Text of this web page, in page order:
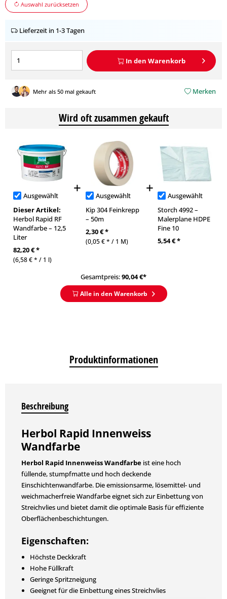
Auswahl zurücksetzen
Lieferzeit in 1-3 Tagen
In den Warenkorb
Mehr als 50 mal gekauft Merken
Wird oft zusammen gekauft
Ausgewählt
Dieser Artikel:
Herbol Rapid RF
Wandfarbe – 12,5
Liter
82,20 € *
(6,58 € * / 1 l)
Ausgewählt
Kip 304 Feinkrepp
– 50m
2,30 € *
(0,05 € * / 1 M)
Ausgewählt
Storch 4992 –
Malerplane HDPE
Fine 10
5,54 € *
Gesamtpreis:90,04€*
Alle in den Warenkorb
Produktinformationen
Beschreibung
Herbol Rapid Innenweiss
Wandfarbe
Herbol Rapid Innenweiss Wandfarbe ist eine hoch
füllende, stumpfmatte und hoch deckende
Einschichtenwandfarbe. Die emissionsarme, lösemittel- und
weichmacherfreie Wandfarbe eignet sich zur Einbettung von
Streichvlies und bietet damit die optimale Basis für effiziente
Oberflächenbeschichtungen.
Eigenschaften:
Höchste Deckkraft
Hohe Füllkraft
Geringe Spritzneigung
Geeignet für die Einbettung eines Streichvlies